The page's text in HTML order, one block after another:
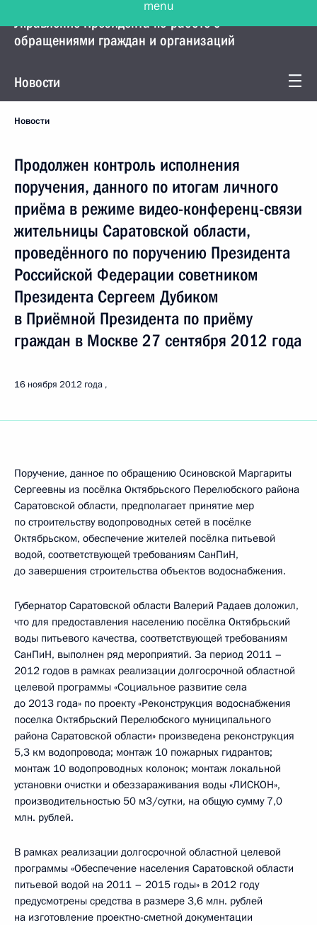
Управление Президента по работе с
обращениями граждан и организаций
Новости
Новости
Продолжен контроль исполнения
поручения, данного по итогам личного
приёма в режиме видео-конференц-связи
жительницы Саратовской области,
проведённого по поручению Президента
Российской Федерации советником
Президента Сергеем Дубиком
в Приёмной Президента по приёму
граждан в Москве 27 сентября 2012 года
16 ноября 2012 года
Поручение, данное по обращению Осиновской Маргариты
Сергеевны из посёлка Октябрьского Перелюбского района
Саратовской области, предполагает принятие мер
по строительству водопроводных сетей в посёлке
Октябрьском, обеспечение жителей посёлка питьевой
водой, соответствующей требованиям СанПиН,
до завершения строительства объектов водоснабжения.
Губернатор Саратовской области Валерий Радаев доложил,
что для предоставления населению посёлка Октябрьский
воды питьевого качества, соответствующей требованиям
СанПиН, выполнен ряд мероприятий. За период 2011 –
2012 годов в рамках реализации долгосрочной областной
целевой программы «Социальное развитие села
до 2013 года» по проекту «Реконструкция водоснабжения
поселка Октябрьский Перелюбского муниципального
района Саратовской области» произведена реконструкция
5,3 км водопровода; монтаж 10 пожарных гидрантов;
монтаж 10 водопроводных колонок; монтаж локальной
установки очистки и обеззараживания воды «ЛИСКОН»,
производительностью 50 м3/сутки, на общую сумму 7,0
млн. рублей.
В рамках реализации долгосрочной областной целевой
программы «Обеспечение населения Саратовской области
питьевой водой на 2011 – 2015 годы» в 2012 году
предусмотрены средства в размере 3,6 млн. рублей
на изготовление проектно-сметной документации